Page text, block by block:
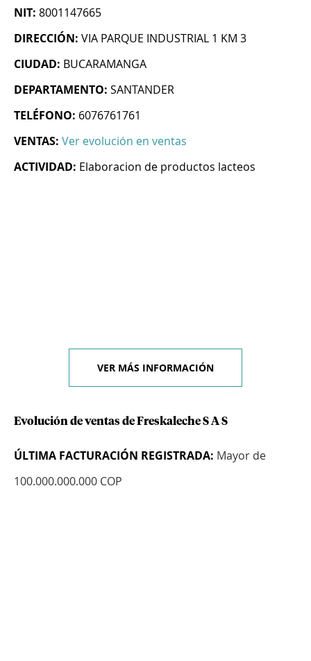
NIT: 8001147665
DIRECCIÓN: VIA PARQUE INDUSTRIAL 1 KM 3
CIUDAD: BUCARAMANGA
DEPARTAMENTO: SANTANDER
TELÉFONO: 6076761761
VENTAS: Ver evolución en ventas
ACTIVIDAD: Elaboracion de productos lacteos
VER MÁS INFORMACIÓN
Evolución de ventas de Freskaleche S A S
ÚLTIMA FACTURACIÓN REGISTRADA: Mayor de
100.000.000.000 COP